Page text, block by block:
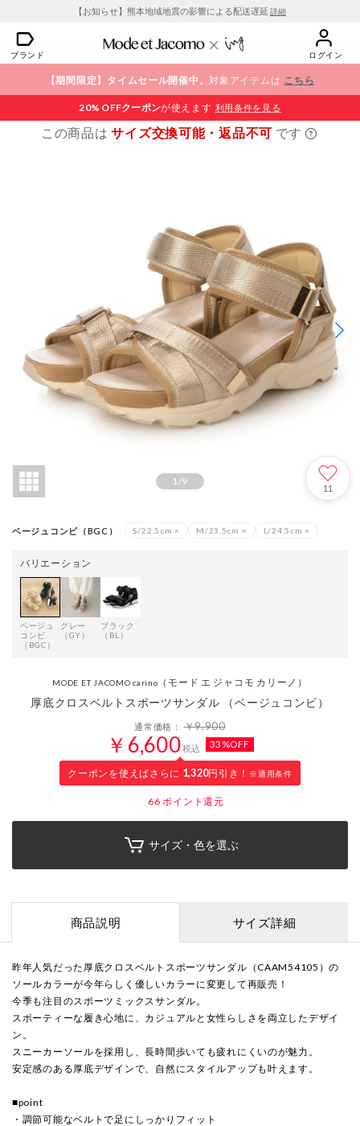
【お知らせ】熊本地域地震の影響による配送遅延 詳細
ブランド ログイン
【期間限定】タイムセール開催中。対象アイテムは こちら
20% OFFクーポンが使えます 利用条件を見る
この商品はサイズ交換可能・返品不可 です
1/9
11
ベージュコンビ（BGC） S/22.5cm × M/23.5cm × L/24.5cm ×
バリエーション
ベージュ
コンビ
（BGC）
グレー
（GY）
ブラック
（BL）
MODE ET JACOMO carino （モード エ ジャコモ カリーノ）
厚底クロスベルトスポーツサンダル （ベージュコンビ）
通常価格：￥9,900
￥6,600税込 33%OFF
クーポンを使えばさらに 1,320円引き！ ※適用条件
66 ポイント還元
サイズ・色を選ぶ
商品説明 サイズ詳細
昨年人気だった厚底クロスベルトスポーツサンダル（CAAM54105）の
ソールカラーが今年らしく優しいカラーに変更して再販売！
今季も注目のスポーツミックスサンダル。
スポーティーな履き心地に、カジュアルと女性らしさを両立したデザイ
ン。
スニーカーソールを採用し、長時間歩いても疲れにくいのが魅力。
安定感のある厚底デザインで、自然にスタイルアップも叶えます。
■point
・調節可能なベルトで足にしっかりフィット